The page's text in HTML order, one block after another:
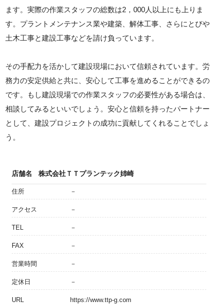
ます。実際の作業スタッフの総数は2，000人以上にも上りま
す。プラントメンテナンス業や建築、解体工事、さらにとびや
土木工事と建設工事などを請け負っています。
その手配力を活かして建設現場において信頼されています。労
務力の安定供給と共に、安心して工事を進めることができるの
です。もし建設現場での作業スタッフの必要性がある場合は、
相談してみるといいでしょう。安心と信頼を持ったパートナー
として、建設プロジェクトの成功に貢献してくれることでしょ
う。
店舗名 株式会社ＴＴプランテック姉崎
住所 －
アクセス －
TEL －
FAX －
営業時間 －
定休日 －
URL https://www.ttp-g.com